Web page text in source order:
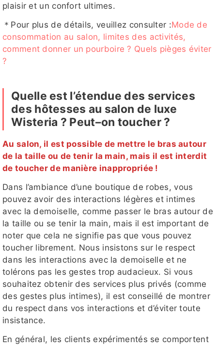
plaisir et un confort ultimes.
＊Pour plus de détails, veuillez consulter :Mode de
consommation au salon, limites des activités,
comment donner un pourboire ? Quels pièges éviter
?
Quelle est l’étendue des services
des hôtesses au salon de luxe
Wisteria ? Peut–on toucher ?
Au salon, il est possible de mettre le bras autour
de la taille ou de tenir la main, mais il est interdit
de toucher de manière inappropriée !
Dans l’ambiance d’une boutique de robes, vous
pouvez avoir des interactions légères et intimes
avec la demoiselle, comme passer le bras autour de
la taille ou se tenir la main, mais il est important de
noter que cela ne signifie pas que vous pouvez
toucher librement. Nous insistons sur le respect
dans les interactions avec la demoiselle et ne
tolérons pas les gestes trop audacieux. Si vous
souhaitez obtenir des services plus privés (comme
des gestes plus intimes), il est conseillé de montrer
du respect dans vos interactions et d’éviter toute
insistance.
En général, les clients expérimentés se comportent